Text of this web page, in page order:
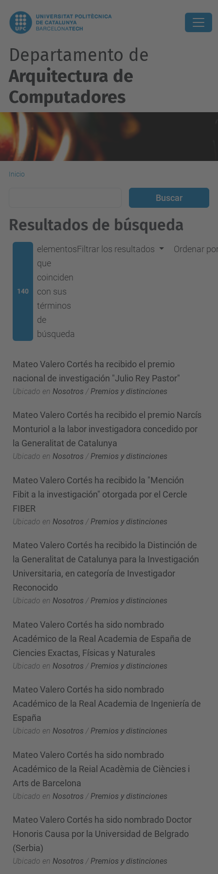
Departamento de
Arquitectura de
Computadores
Inicio
Resultados de búsqueda
140
elementos
que
coinciden
con sus
términos
de
búsqueda
Filtrar los resultados Ordenar
Mateo Valero Cortés ha recibido el premio
nacional de investigación "Julio Rey Pastor"
Ubicado en Nosotros / Premios y distinciones
Mateo Valero Cortés ha recibido el premio Narcís
Monturiol a la labor investigadora concedido por
la Generalitat de Catalunya
Ubicado en Nosotros /Premios y distinciones
Mateo Valero Cortés ha recibido la "Mención
Fibit a la investigación" otorgada por el Cercle
FIBER
Ubicado en Nosotros / Premios y distinciones
Mateo Valero Cortés ha recibido la Distinción de
la Generalitat de Catalunya para la Investigación
Universitaria, en categoría de Investigador
Reconocido
Ubicado en Nosotros /Premios y distinciones
Mateo Valero Cortés ha sido nombrado
Académico de la Real Academia de España de
Ciencies Exactas, Físicas y Naturales
Ubicado en Nosotros / Premios y distinciones
Mateo Valero Cortés ha sido nombrado
Académico de la Real Academia de Ingeniería de
España
Ubicado en Nosotros /Premios y distinciones
Mateo Valero Cortés ha sido nombrado
Académico de la Reial Acadèmia de Ciències i
Arts de Barcelona
Ubicado en Nosotros / Premios y distinciones
Mateo Valero Cortés ha sido nombrado Doctor
Honoris Causa por la Universidad de Belgrado
(Serbia)
Ubicado en Nosotros /Premios y distinciones